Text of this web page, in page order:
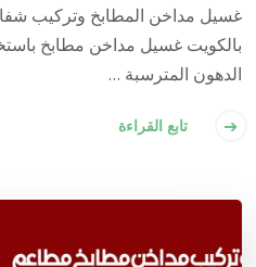
غسيل مداخن المطابخ وتركيب
بالكويت غسيل مداخن مطابخ
الدهون المترسبة …
تابع القراءة